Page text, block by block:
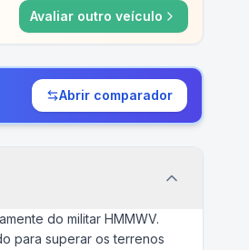
Avaliar outro veículo
Abrir comparador
do militar HMMWV.
para superar os terrenos